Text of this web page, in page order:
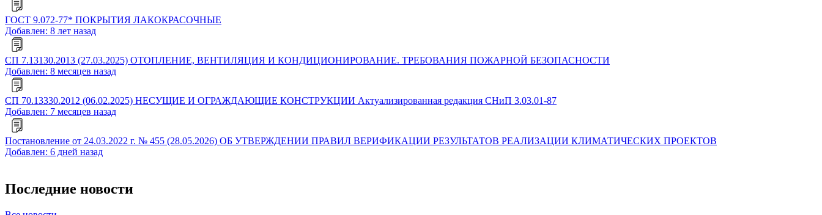
ГОСТ 9.072-77* ПОКРЫТИЯ ЛАКОКРАСОЧНЫЕ
Добавлен: 8 лет назад
СП 7.13130.2013 (27.03.2025) ОТОПЛЕНИЕ, ВЕНТИЛЯЦИЯ И КОНДИЦИОНИРОВАНИЕ. ТРЕБОВАНИЯ ПОЖАРНОЙ БЕЗОПАСНОСТИ
Добавлен: 8 месяцев назад
СП 70.13330.2012 (06.02.2025) НЕСУЩИЕ И ОГРАЖДАЮЩИЕ КОНСТРУКЦИИ Актуализированная редакция СНиП 3.03.01-87
Добавлен: 7 месяцев назад
Постановление от 24.03.2022 г. № 455 (28.05.2026) ОБ УТВЕРЖДЕНИИ ПРАВИЛ ВЕРИФИКАЦИИ РЕЗУЛЬТАТОВ РЕАЛИЗАЦИИ КЛИМАТИЧЕСКИХ ПРОЕКТОВ
Добавлен: 6 дней назад
Последние новости